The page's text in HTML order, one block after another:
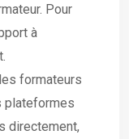
Pour
à
formateurs
plateformes
directement,